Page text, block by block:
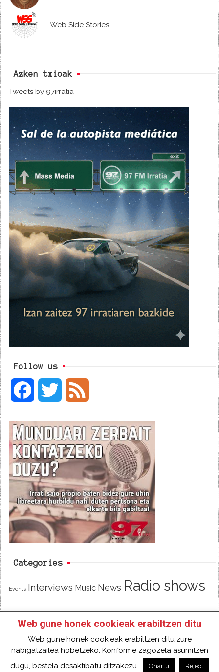
Web Side Stories
Azken txioak
Tweets by 97irratia
Follow us
c
e
b
o
o
i
t
t
e
e
d
Categories
Events Interviews Music News Radio shows
HOME
HAZTE SOCI@ DE 97FM IRRATIA
FACEBOOK
TWITTER CONTACT LOGIN
2018 Gure eduki guztiak Creative Commons
Web gune honek cookieak erabiltzen ditu
Web gune honek cookieak erabiltzen ditu zure
nabigatzailea hobetzeko. Konforme zagozela asumitzen
dugu, bestela desaktibatu ditzakezu.
Onartu Reject